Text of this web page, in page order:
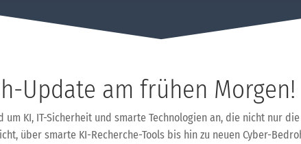
Update am frühen Morgen!
um KI, IT-Sicherheit und smarte Technologien an, die nicht nur
über smarte KI-Recherche-Tools bis hin zu neuen Cyber-